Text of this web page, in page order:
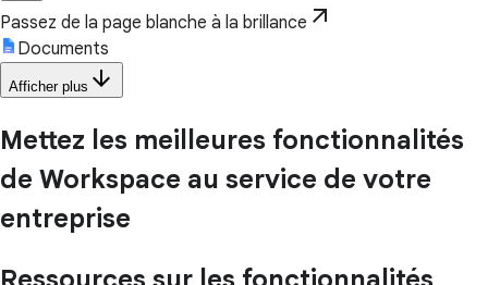
Passez de la page blanche à la brillance arrow_outward
Documents
Afficher plus arrow_downward
Mettez les meilleures fonctionnalités
de Workspace au service de votre
entreprise